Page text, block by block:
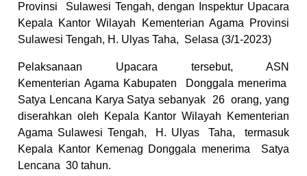
Provinsi
Sulawesi Tengah, dengan Inspektur Upacara
Kepala Kantor Wilayah Kementerian Agama Provinsi
Sulawesi Tengah, H. Ulyas Taha, Selasa (3/1-2023)
Pelaksanaan
Upacara tersebut, ASN
Kementerian Agama Kabupaten
Donggala menerima
Satya Lencana Karya Satya sebanyak
26 orang, yang
diserahkan oleh Kepala Kantor Wilayah Kementerian
Agama Sulawesi Tengah,
H. Ulyas Taha,
termasuk
Kepala Kantor Kemenag Donggala menerima
Satya
Lencana 30 tahun.